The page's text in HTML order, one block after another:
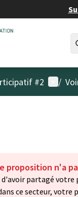
#2 Menu
/
proposition n'a
d'avoir partagé
ce secteur, votre